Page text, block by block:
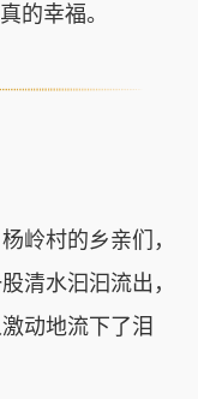
的幸福。
村的乡亲们，
清水汩汩流出，
动地流下了泪